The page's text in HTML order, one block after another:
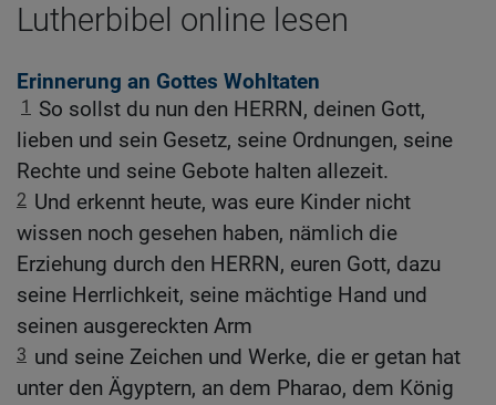
Lutherbibel online lesen
Erinnerung an Gottes Wohltaten
1
So sollst du nun den HERRN, deinen Gott,
lieben und sein Gesetz, seine Ordnungen, seine
Rechte und seine Gebote halten allezeit.
2 Und erkennt heute, was eure Kinder nicht
wissen noch gesehen haben, nämlich die
Erziehung durch den HERRN, euren Gott, dazu
seine Herrlichkeit, seine mächtige Hand und
seinen ausgereckten Arm
3 und seine Zeichen und Werke, die er getan hat
unter den Ägyptern, an dem Pharao, dem König